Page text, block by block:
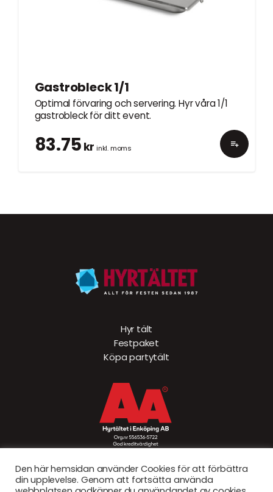
Gastrobleck 1/1
Optimal förvaring och servering. Hyr våra 1/1
gastrobleck för ditt event.
83.75 kr inkl. moms
Den här hemsidan använder Cookies för att förbättra
din upplevelse. Genom att fortsätta använda
Hyr tält
Festpaket
Köpa partytält